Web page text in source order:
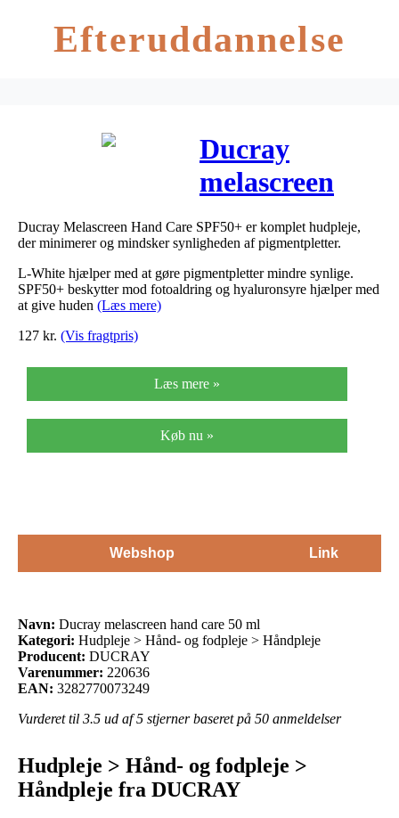
Efteruddannelse
Ducray
melascreen
hand care 50
ml
Ducray Melascreen Hand Care SPF50+ er komplet hudpleje,
der minimerer og mindsker synligheden af pigmentpletter.
L-White hjælper med at gøre pigmentpletter mindre synlige.
SPF50+ beskytter mod fotoaldring og hyaluronsyre hjælper med
at give huden (Læs mere)
127 kr. (Vis fragtpris)
Læs mere »
Køb nu »
Webshop Link
Navn: Ducray melascreen hand care 50 ml
Kategori: Hudpleje > Hånd- og fodpleje > Håndpleje
Producent: DUCRAY
Varenummer: 220636
EAN: 3282770073249
Vurderet til 3.5 ud af 5 stjerner baseret på 50 anmeldelser
Hudpleje > Hånd- og fodpleje >
Håndpleje fra DUCRAY